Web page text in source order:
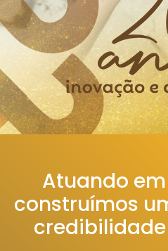
Atuando
construímos